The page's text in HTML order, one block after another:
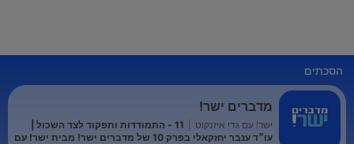
הסכתים
מדברים ישר!
ישר! עם גדי איזנקוט
11 - התמודדות ותפקוד לצד השכול |
עו״ד ענבר יחזקאלי בפרק 10 של מדברים ישר! מבית ישר! עם